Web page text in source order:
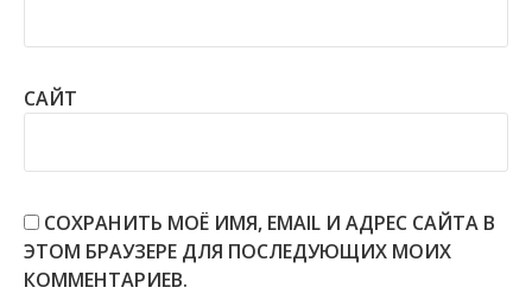
САЙТ
СОХРАНИТЬ МОЁ ИМЯ, EMAIL И АДРЕС САЙТА В
ЭТОМ БРАУЗЕРЕ ДЛЯ ПОСЛЕДУЮЩИХ МОИХ
КОММЕНТАРИЕВ.